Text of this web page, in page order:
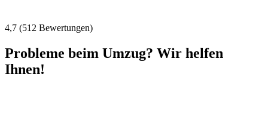
4,7 (512 Bewertungen)
Probleme beim Umzug? Wir helfen
Ihnen!